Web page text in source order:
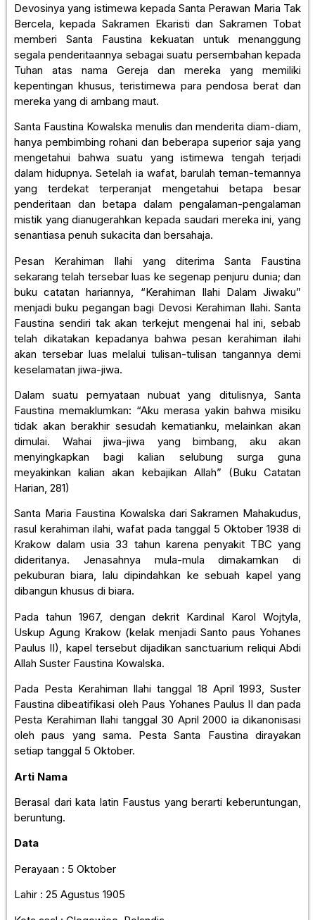
Devosinya yang istimewa kepada Santa Perawan Maria Tak
Bercela, kepada Sakramen Ekaristi dan Sakramen Tobat
memberi Santa Faustina kekuatan untuk menanggung
segala penderitaannya sebagai suatu persembahan kepada
Tuhan atas nama Gereja dan mereka yang memiliki
kepentingan khusus, teristimewa para pendosa berat dan
mereka yang di ambang maut.
Santa Faustina Kowalska menulis dan menderita diam-diam,
hanya pembimbing rohani dan beberapa superior saja yang
mengetahui bahwa suatu yang istimewa tengah terjadi
dalam hidupnya. Setelah ia wafat, barulah teman-temannya
yang terdekat terperanjat mengetahui betapa besar
penderitaan dan betapa dalam pengalaman-pengalaman
mistik yang dianugerahkan kepada saudari mereka ini, yang
senantiasa penuh sukacita dan bersahaja.
Pesan Kerahiman Ilahi yang diterima Santa Faustina
sekarang telah tersebar luas ke segenap penjuru dunia; dan
buku catatan hariannya, “Kerahiman Ilahi Dalam Jiwaku”
menjadi buku pegangan bagi Devosi Kerahiman Ilahi. Santa
Faustina sendiri tak akan terkejut mengenai hal ini, sebab
telah dikatakan kepadanya bahwa pesan kerahiman ilahi
akan tersebar luas melalui tulisan-tulisan tangannya demi
keselamatan jiwa-jiwa.
Dalam suatu pernyataan nubuat yang ditulisnya, Santa
Faustina memaklumkan: “Aku merasa yakin bahwa misiku
tidak akan berakhir sesudah kematianku, melainkan akan
dimulai. Wahai jiwa-jiwa yang bimbang, aku akan
menyingkapkan bagi kalian selubung surga guna
meyakinkan kalian akan kebajikan Allah” (Buku Catatan
Harian, 281)
Santa Maria Faustina Kowalska dari Sakramen Mahakudus,
rasul kerahiman ilahi, wafat pada tanggal 5 Oktober 1938 di
Krakow dalam usia 33 tahun karena penyakit TBC yang
dideritanya. Jenasahnya mula-mula dimakamkan di
pekuburan biara, lalu dipindahkan ke sebuah kapel yang
dibangun khusus di biara.
Pada tahun 1967, dengan dekrit Kardinal Karol Wojtyla,
Uskup Agung Krakow (kelak menjadi Santo paus Yohanes
Paulus II), kapel tersebut dijadikan sanctuarium reliqui Abdi
Allah Suster Faustina Kowalska.
Pada Pesta Kerahiman Ilahi tanggal 18 April 1993, Suster
Faustina dibeatifikasi oleh Paus Yohanes Paulus II dan pada
Pesta Kerahiman Ilahi tanggal 30 April 2000 ia dikanonisasi
oleh paus yang sama. Pesta Santa Faustina dirayakan
setiap tanggal 5 Oktober.
Arti Nama
Berasal dari kata latin Faustus yang berarti keberuntungan,
beruntung.
Data
Perayaan : 5 Oktober
Lahir : 25 Agustus 1905